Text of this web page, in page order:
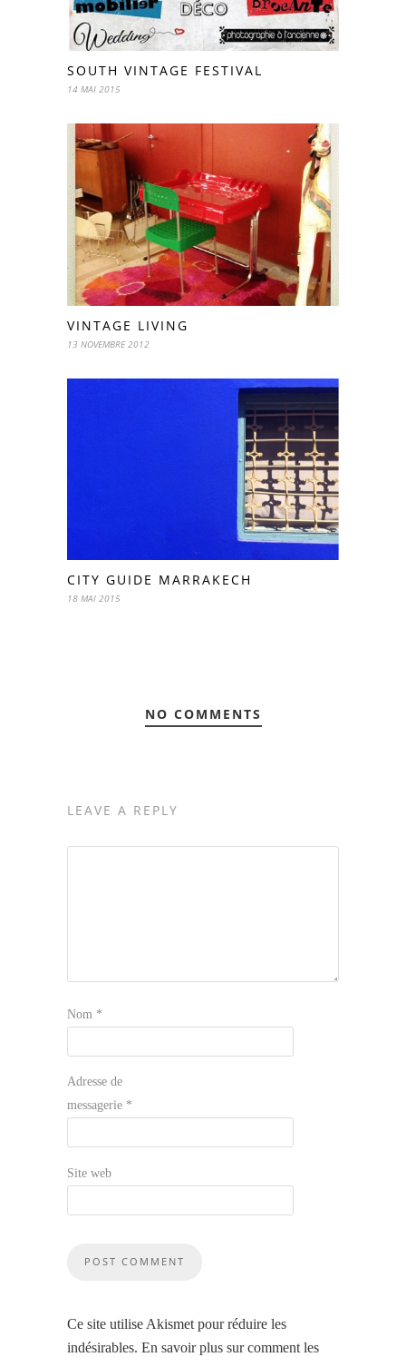
SOUTH VINTAGE FESTIVAL
14 MAI 2015
VINTAGE LIVING
13 NOVEMBRE 2012
CITY GUIDE MARRAKECH
18 MAI 2015
NO COMMENTS
LEAVE A REPLY
Nom *
Adresse de
messagerie *
Site web
Ce site utilise Akismet pour réduire les
indésirables. En savoir plus sur comment les